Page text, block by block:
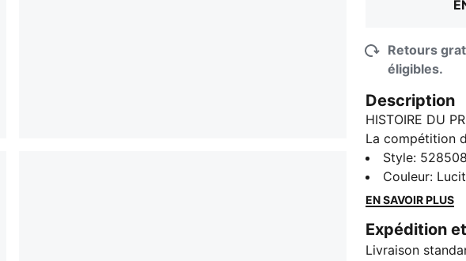
Retours
éligibles.
Description
HISTOIRE DU
La compétition
l'équipement
HYROX est
frottements et
premier
battre votre
Style:
Couleur:
EN SAVOIR PLUS
Expédition
Livraison